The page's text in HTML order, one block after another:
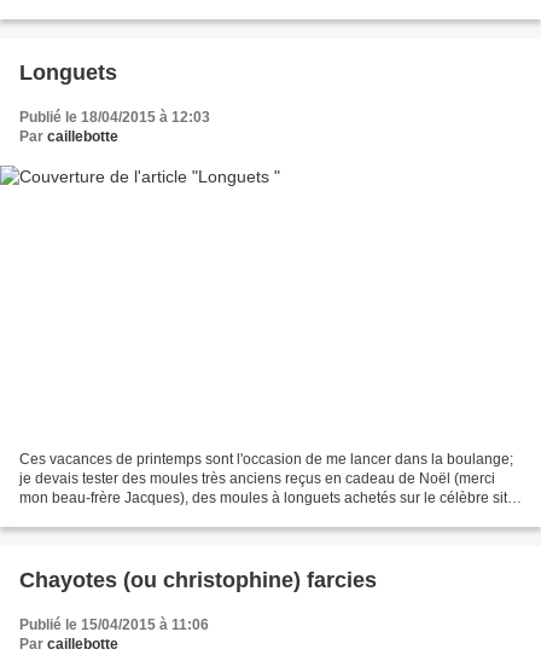
Longuets
Publié le 18/04/2015 à 12:03
Par caillebotte
Ces vacances de printemps sont l'occasion de me lancer dans la boulange;
je devais tester des moules très anciens reçus en cadeau de Noël (merci
mon beau-frère Jacques), des moules à longuets achetés sur le célèbre site
Chayotes (ou christophine) farcies
Publié le 15/04/2015 à 11:06
Par caillebotte